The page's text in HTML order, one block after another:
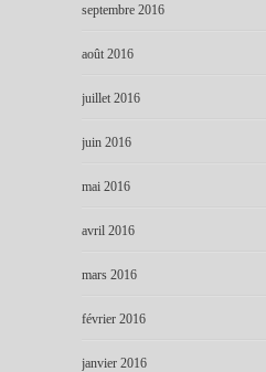
septembre 2016
août 2016
juillet 2016
juin 2016
mai 2016
avril 2016
mars 2016
février 2016
janvier 2016